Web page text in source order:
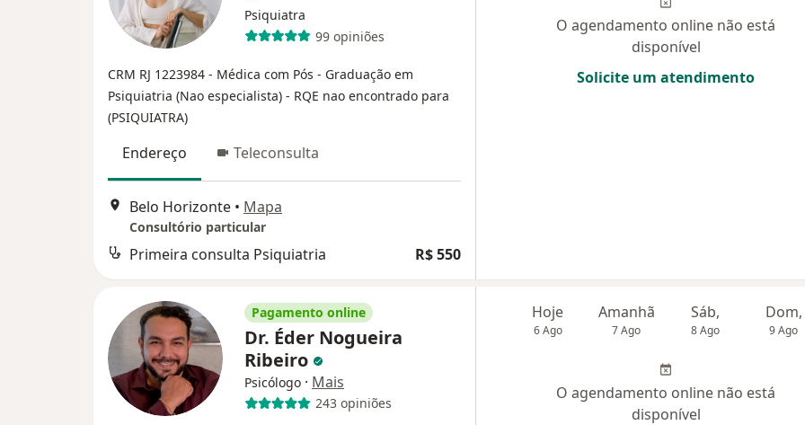
Psiquiatra
99 opiniões
CRM RJ 1223984 - Médica com Pós - Graduação em
Psiquiatria (Nao especialista) - RQE nao encontrado para
(PSIQUIATRA)
Endereço Teleconsulta
Belo Horizonte • Mapa
Consultório particular
Primeira consulta Psiquiatria R$ 550
O agendamento online não está
disponível
Solicite um atendimento
Pagamento online
Dr. Éder Nogueira
Ribeiro
Psicólogo · Mais
243 opiniões
Hoje
6 Ago
Amanhã
7 Ago
Sáb,
8 Ago
Dom,
9 Ago
O agendamento online não está
disponível